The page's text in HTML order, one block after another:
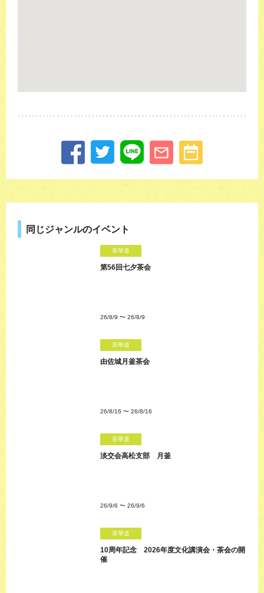
同じジャンルのイベント
茶華道
第56回七夕茶会
26/8/9 〜 26/8/9
茶華道
由佐城月釜茶会
26/8/16 〜 26/8/16
茶華道
淡交会高松支部 月釜
26/9/6 〜 26/9/6
茶華道
10周年記念 2026年度文化講演会・茶会の開
催